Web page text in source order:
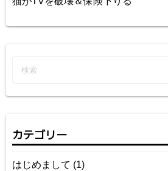
カテゴリー
はじめまして (1)